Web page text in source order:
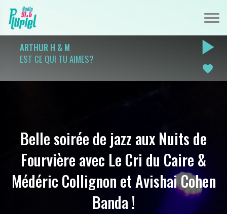
ARTHUR H & M
EST CE QUI TU AIMES?
play_arrow
favorite
Belle soirée de jazz aux Nuits de
Fourvière avec Le Cri du Caire &
Médéric Collignon et Avishai Cohen
Banda !